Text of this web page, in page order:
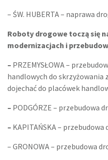
– ŚW. HUBERTA – naprawa
Roboty drogowe toczą się
modernizacjach i
– PRZEMYSŁOWA –
handlowych do skrzyżowania
dojechać do placówek
– PODGÓRZE – przebudowa
– KAPITAŃSKA – przebudowa
– GRONOWA – przebudowa